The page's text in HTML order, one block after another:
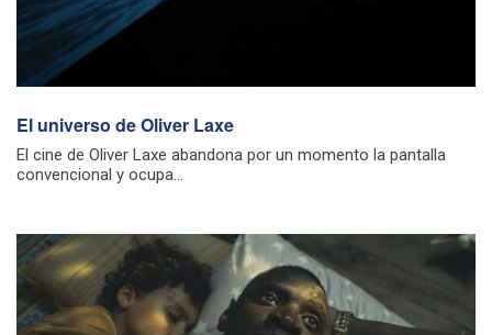
El universo de Oliver Laxe
El cine de Oliver Laxe abandona por un momento la pantalla
convencional y ocupa...